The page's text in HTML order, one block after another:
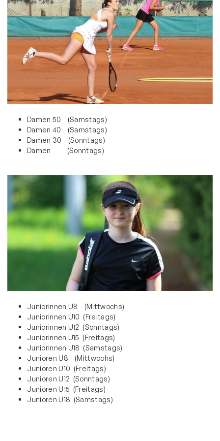
Damen 50 (Samstags)
Damen 40 (Samstags)
Damen 30 (Sonntags)
Damen (Sonntags)
Juniorinnen U8 (Mittwochs)
Juniorinnen U10 (Freitags)
Juniorinnen U12 (Sonntags)
Juniorinnen U15 (Freitags)
Juniorinnen U18 (Samstags)
⁠Junioren U8 (Mittwochs)
⁠Junioren U10 (Freitags)
⁠Junioren U12 (Sonntags)
⁠Junioren U15 (Freitags)
⁠Junioren U18 (Samstags)
Bildergalerie
Sponsoren
Downloads und Links
Tischtennis
Turnen
Volleyball
Yoga
Mitglieder-Service
Verantwortung